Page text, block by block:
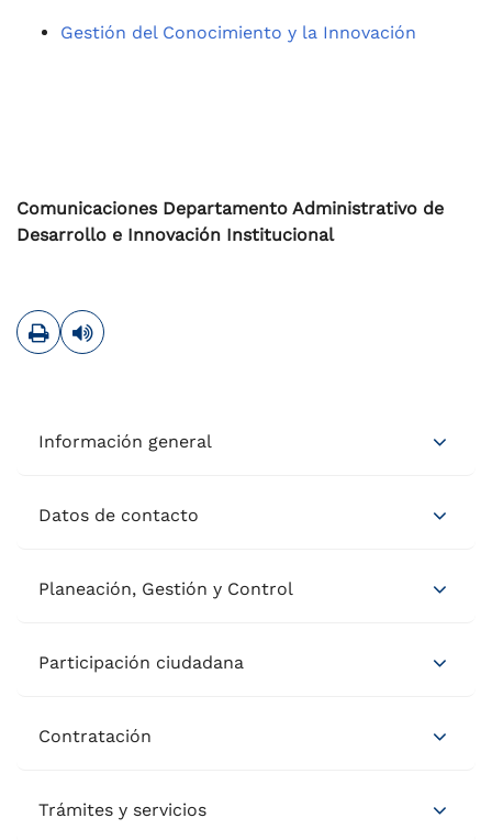
Gestión del Conocimiento y la Innovación
Comunicaciones Departamento Administrativo de
Desarrollo e Innovación Institucional
ImprimirLeer contenido
Información general
Datos de contacto
Planeación, Gestión y Control
Participación ciudadana
Contratación
Trámites y servicios